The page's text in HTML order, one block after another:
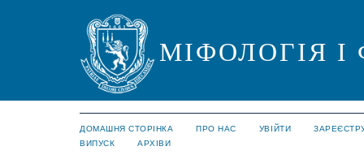
МІФОЛОГІЯ
ДОМАШНЯ СТОРІНКА ПРО НАС УВІЙТИ
ВИПУСК
АРХІВИ